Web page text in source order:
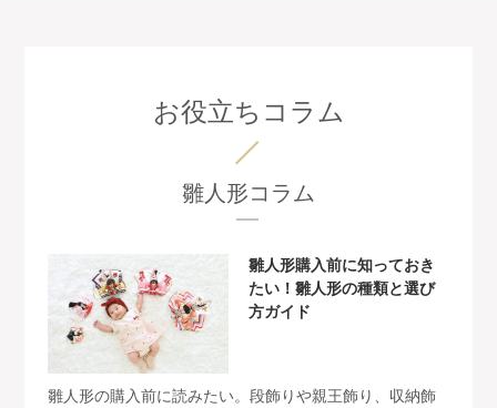
お役立ちコラム
雛人形コラム
雛人形購入前に知っておき
たい！雛人形の種類と選び
方ガイド
雛人形の購入前に読みたい。段飾りや親王飾り、収納飾